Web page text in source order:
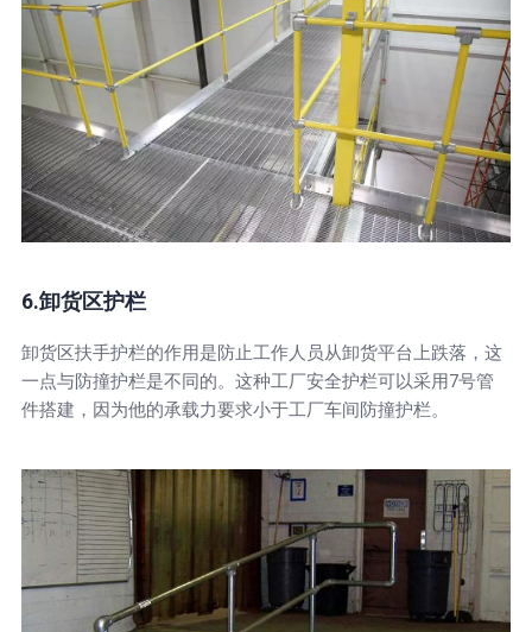
6.卸货区护栏
卸货区扶手护栏的作用是防止工作人员从卸货平台上跌落，这
一点与防撞护栏是不同的。这种工厂安全护栏可以采用7号管
件搭建，因为他的承载力要求小于工厂车间防撞护栏。